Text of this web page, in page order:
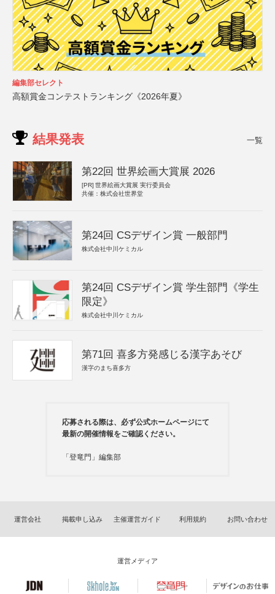
編集部セレクト
高額賞金コンテストランキング《2026年夏》
結果発表 一覧
第22回 世界絵画大賞展 2026
[PR] 世界絵画大賞展 実行委員会
共催：株式会社世界堂
第24回 CSデザイン賞 一般部門
株式会社中川ケミカル
第24回 CSデザイン賞 学生部門《学生
限定》
株式会社中川ケミカル
第71回 喜多方発感じる漢字あそび
漢字のまち喜多方
応募される際は、必ず公式ホームページにて
最新の開催情報をご確認ください。
「登竜門」編集部
運営会社 掲載申し込み 主催運営ガイド 利用規約 お問い合わせ
運営メディア